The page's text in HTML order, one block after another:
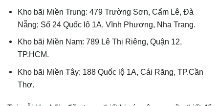
Kho bãi Miền Trung: 479 Trường Sơn, Cẩm Lê, Đà
Nẵng; Số 24 Quốc lộ 1A, Vĩnh Phương, Nha Trang.
Kho bãi Miền Nam: 789 Lê Thị Riêng, Quận 12,
TP.HCM.
Kho bãi Miền Tây: 188 Quốc lộ 1A, Cái Răng, TP.Cần
Thơ.